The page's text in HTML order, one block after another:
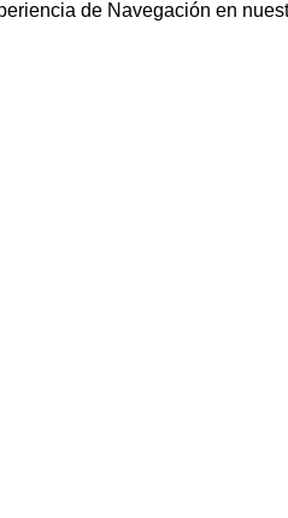
de Navegación en